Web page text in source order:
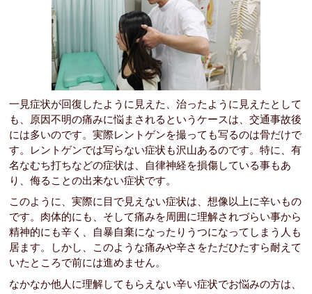
一見症状が回復したように見えた、治ったように見えたとして
も、原因不明の痛みに悩まされるというケースは、交通事故後
には多いのです。実際レントゲンを撮っても写るのは骨だけで
す。レントゲンでは写らない症状も沢山あるのです。特に、有
名なむち打ちなどの症状は、自律神経を損傷している事もあ
り、侮ることの出来ない症状です。
このように、実際に目で見えない症状は、想像以上に辛いもの
です。肉体的にも、そして痛みを周囲に理解されづらい事から
精神的にも辛く、自暴自棄になったりうつになってしまう人も
居ます。しかし、このような痛みや辛さをただひたすら耐えて
いたところで前には進めません。
なかなか他人に理解してもらえない辛い症状でお悩みの方は、